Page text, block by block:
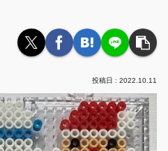
2022.10.11